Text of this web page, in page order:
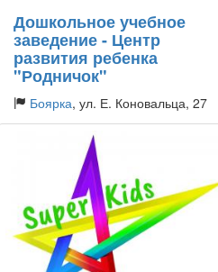
Дошкольное учебное
заведение - Центр
развития ребенка
"Родничок"
Боярка, ул. Е. Коновальца, 27
Тип садика:Государственный